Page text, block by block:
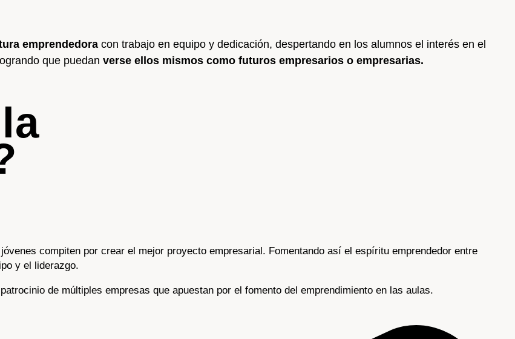
emprendedora con trabajo en equipo y dedicación, despertando en los alumnos el interés en el
que puedan verse ellos mismos como futuros empresarios o empresarias.
compiten por crear el mejor proyecto empresarial. Fomentando así el espíritu emprendedor entre
y el liderazgo.
de múltiples empresas que apuestan por el fomento del emprendimiento en las aulas.